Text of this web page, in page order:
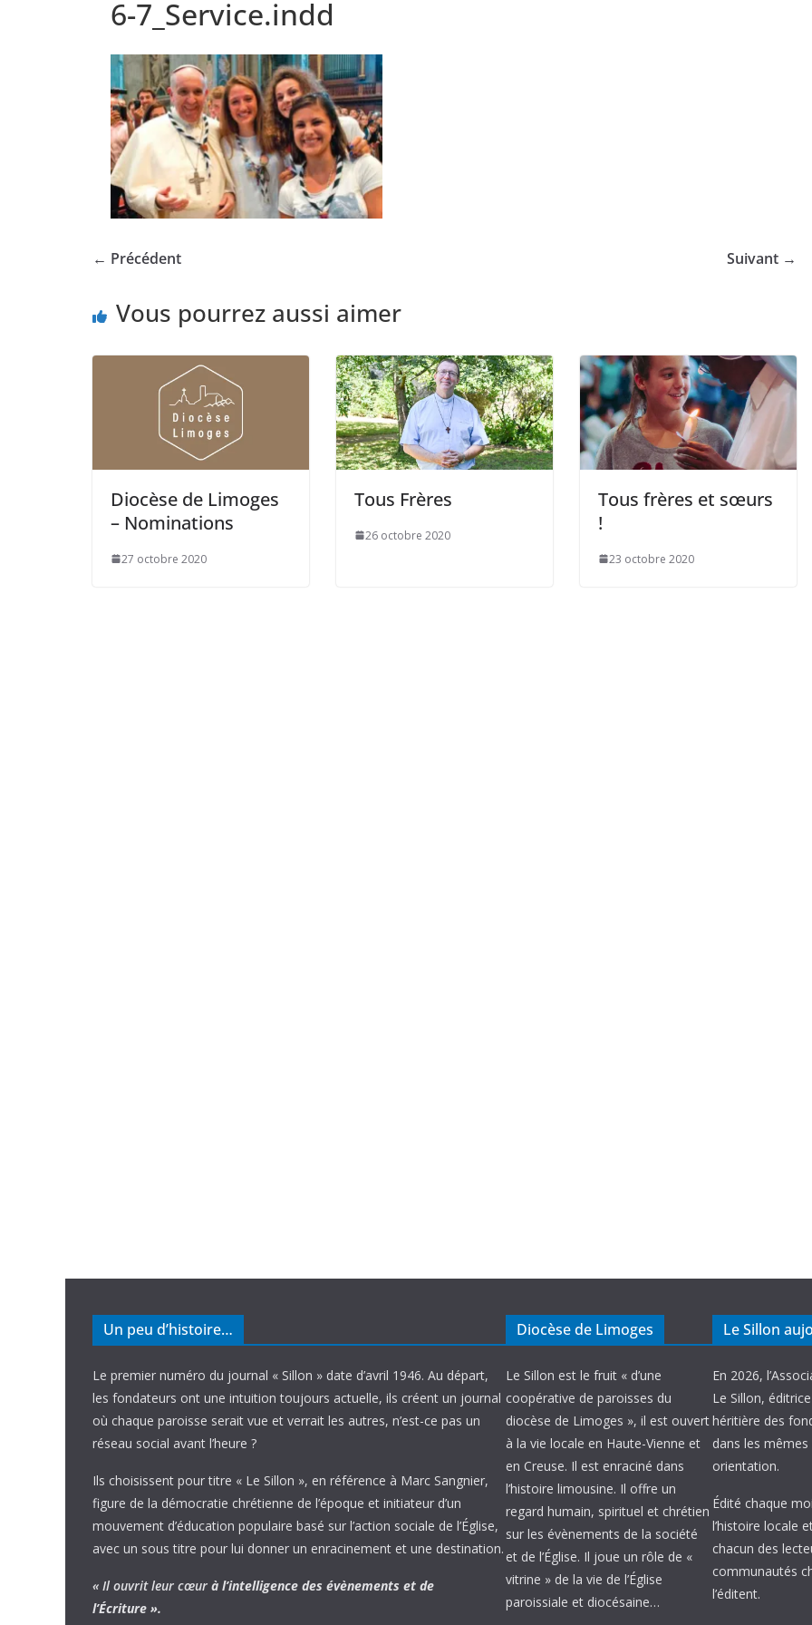
6-7_Service.indd
← Précédent Suivant →
Vous pourrez aussi aimer
Diocèse de Limoges
– Nominations
27 octobre 2020
Tous Frères
26 octobre 2020
Tous frères et sœurs
!
23 octobre 2020
Un peu d’histoire…
Le premier numéro du journal « Sillon » date d’avril 1946. Au départ,
les fondateurs ont une intuition toujours actuelle, ils créent un journal
où chaque paroisse serait vue et verrait les autres, n’est-ce pas un
réseau social avant l’heure ?
Ils choisissent pour titre « Le Sillon », en référence à Marc Sangnier,
figure de la démocratie chrétienne de l’époque et initiateur d’un
mouvement d’éducation populaire basé sur l’action sociale de l’Église,
avec un sous titre pour lui donner un enracinement et une destination.
« Il ouvrit leur cœur à l’intelligence des évènements et de
l’Écriture ».
Diocèse de Limoges
Le Sillon est le fruit « d’une
coopérative de paroisses du
diocèse de Limoges », il est ouvert
à la vie locale en Haute-Vienne et
en Creuse. Il est enraciné dans
l’histoire limousine. Il offre un
regard humain, spirituel et chrétien
sur les évènements de la société
et de l’Église. Il joue un rôle de «
vitrine » de la vie de l’Église
paroissiale et diocésaine…
Le Sillon
En 2026,
Le Sillon,
héritière des
dans les
orientation.
Édité chaque
l’histoire locale
chacun des
communautés
l’éditent.